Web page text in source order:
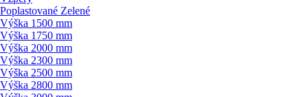
Poplastované Zelené
Výška 1500 mm
Výška 1750 mm
Výška 2000 mm
Výška 2300 mm
Výška 2500 mm
Výška 2800 mm